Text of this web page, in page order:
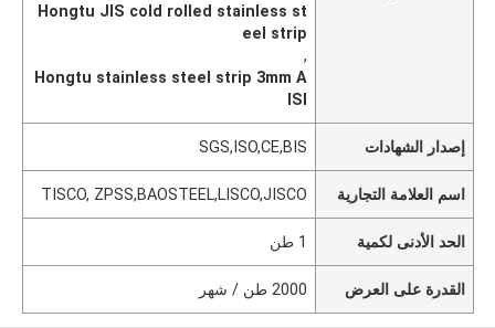
Hongtu JIS cold rolled stainless st
eel strip
,
Hongtu stainless steel strip 3mm A
ISI
إصدار الشهادات SGS,ISO,CE,BIS
اسم العلامة التجارية TISCO, ZPSS,BAOSTEEL,LISCO,JISCO
الحد الأدنى لكمية 1 طن
القدرة على العرض 2000 طن / شهر